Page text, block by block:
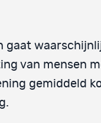
gaat
van mensen
gemiddeld